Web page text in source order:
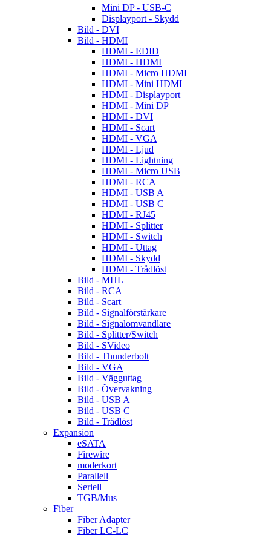
Mini DP - USB-C
Displayport - Skydd
Bild - DVI
Bild - HDMI
HDMI - EDID
HDMI - HDMI
HDMI - Micro HDMI
HDMI - Mini HDMI
HDMI - Displayport
HDMI - Mini DP
HDMI - DVI
HDMI - Scart
HDMI - VGA
HDMI - Ljud
HDMI - Lightning
HDMI - Micro USB
HDMI - RCA
HDMI - USB A
HDMI - USB C
HDMI - RJ45
HDMI - Splitter
HDMI - Switch
HDMI - Uttag
HDMI - Skydd
HDMI - Trådlöst
Bild - MHL
Bild - RCA
Bild - Scart
Bild - Signalförstärkare
Bild - Signalomvandlare
Bild - Splitter/Switch
Bild - SVideo
Bild - Thunderbolt
Bild - VGA
Bild - Vägguttag
Bild - Övervakning
Bild - USB A
Bild - USB C
Bild - Trådlöst
Expansion
eSATA
Firewire
moderkort
Parallell
Seriell
TGB/Mus
Fiber
Fiber Adapter
Fiber LC-LC